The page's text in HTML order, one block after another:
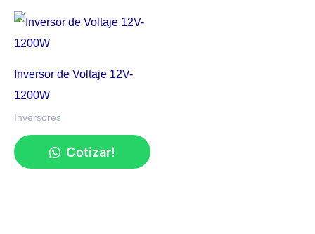
Inversor de Voltaje 12V-
1200W
Inversores
Cotizar!